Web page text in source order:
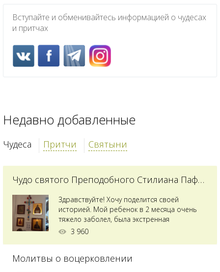
Вступайте и обменивайтесь информацией о чудесах
и притчах
Недавно добавленные
Чудеса Притчи Святыни
Чудо святого Преподобного Стилиана Пафлагонского
Здравствуйте! Хочу поделится своей
историей. Мой ребенок в 2 месяца очень
тяжело заболел, была экстренная
сложнейшая операция, состояние после
святого Владимира я увидела незнакомую
3 960
Молитвы о воцерковлении